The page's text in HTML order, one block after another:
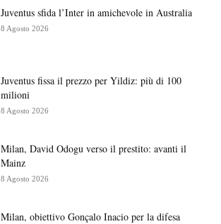
Juventus sfida l’Inter in amichevole in Australia
8 Agosto 2026
Juventus fissa il prezzo per Yildiz: più di 100
milioni
8 Agosto 2026
Milan, David Odogu verso il prestito: avanti il
Mainz
8 Agosto 2026
Milan, obiettivo Gonçalo Inacio per la difesa